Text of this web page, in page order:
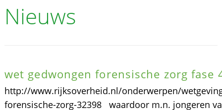
Nieuws
wet gedwongen forensische zorg fase
http://www.rijksoverheid.nl/onderwerpen/
forensische-zorg-32398 waardoor m.n. jongeren